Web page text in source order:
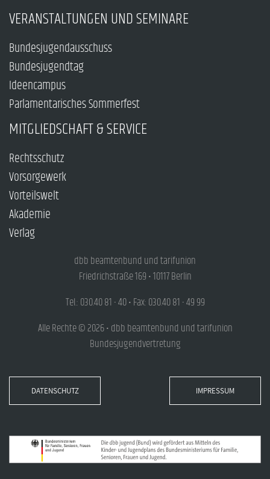
VERANSTALTUNGEN UND SEMINARE
Bundesjugendausschuss
Bundesjugendtag
Ideencampus
Parlamentarisches Sommerfest
MITGLIEDSCHAFT & SERVICE
Rechtsschutz
Vorsorgewerk
Vorteilswelt
Akademie
Verlag
dbb beamtenbund und tarifunion
Friedrichstraße 169 • 10117 Berlin
Tel.: 030.40 81 - 40 • Fax: 030.40 81 - 49 99
Alle Rechte © 2026 • dbb beamtenbund und tarifunion
Bundesjugendvertretung
DATENSCHUTZ IMPRESSUM